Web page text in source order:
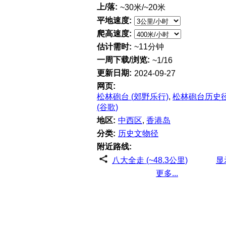
上/落: ~30米/~20米
平地速度:
爬高速度:
估计需时: ~11分钟
一周下载/浏览: ~1/16
更新日期: 2024-09-27
网页:
松林砲台 (郊野乐行), 松林砲台历史
(谷歌)
地区: 中西区, 香港岛
分类: 历史文物径
附近路线:
八大全走 (~48.3公里)
显
更多...